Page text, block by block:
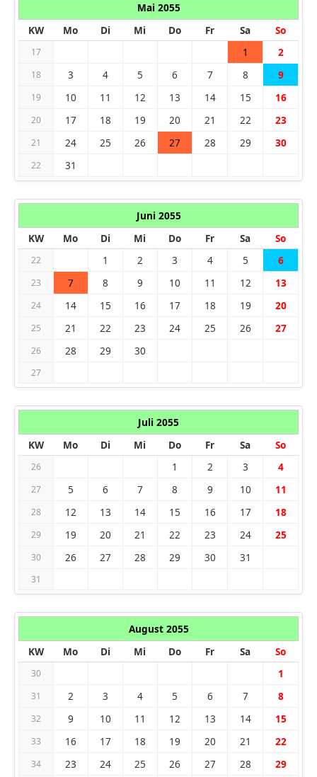
Mai 2055
KW
Mo Di Mi Do Fr Sa So
17 1 2
18 3 4 5 6 7 8 9
19 10 11 12 13 14 15 16
20 17 18 19 20 21 22 23
21 24 25 26 27 28 29 30
22 31
Juni 2055
KW
Mo Di Mi Do Fr Sa So
22 1 2 3 4 5 6
23 7 8 9 10 11 12 13
24 14 15 16 17 18 19 20
25 21 22 23 24 25 26 27
26 28 29 30
27
Juli 2055
KW
Mo Di Mi Do Fr Sa So
26 1 2 3 4
27 5 6 7 8 9 10 11
28 12 13 14 15 16 17 18
29 19 20 21 22 23 24 25
30 26 27 28 29 30 31
31
August 2055
KW
Mo Di Mi Do Fr Sa So
30 1
31 2 3 4 5 6 7 8
32 9 10 11 12 13 14 15
33 16 17 18 19 20 21 22
34 23 24 25 26 27 28 29